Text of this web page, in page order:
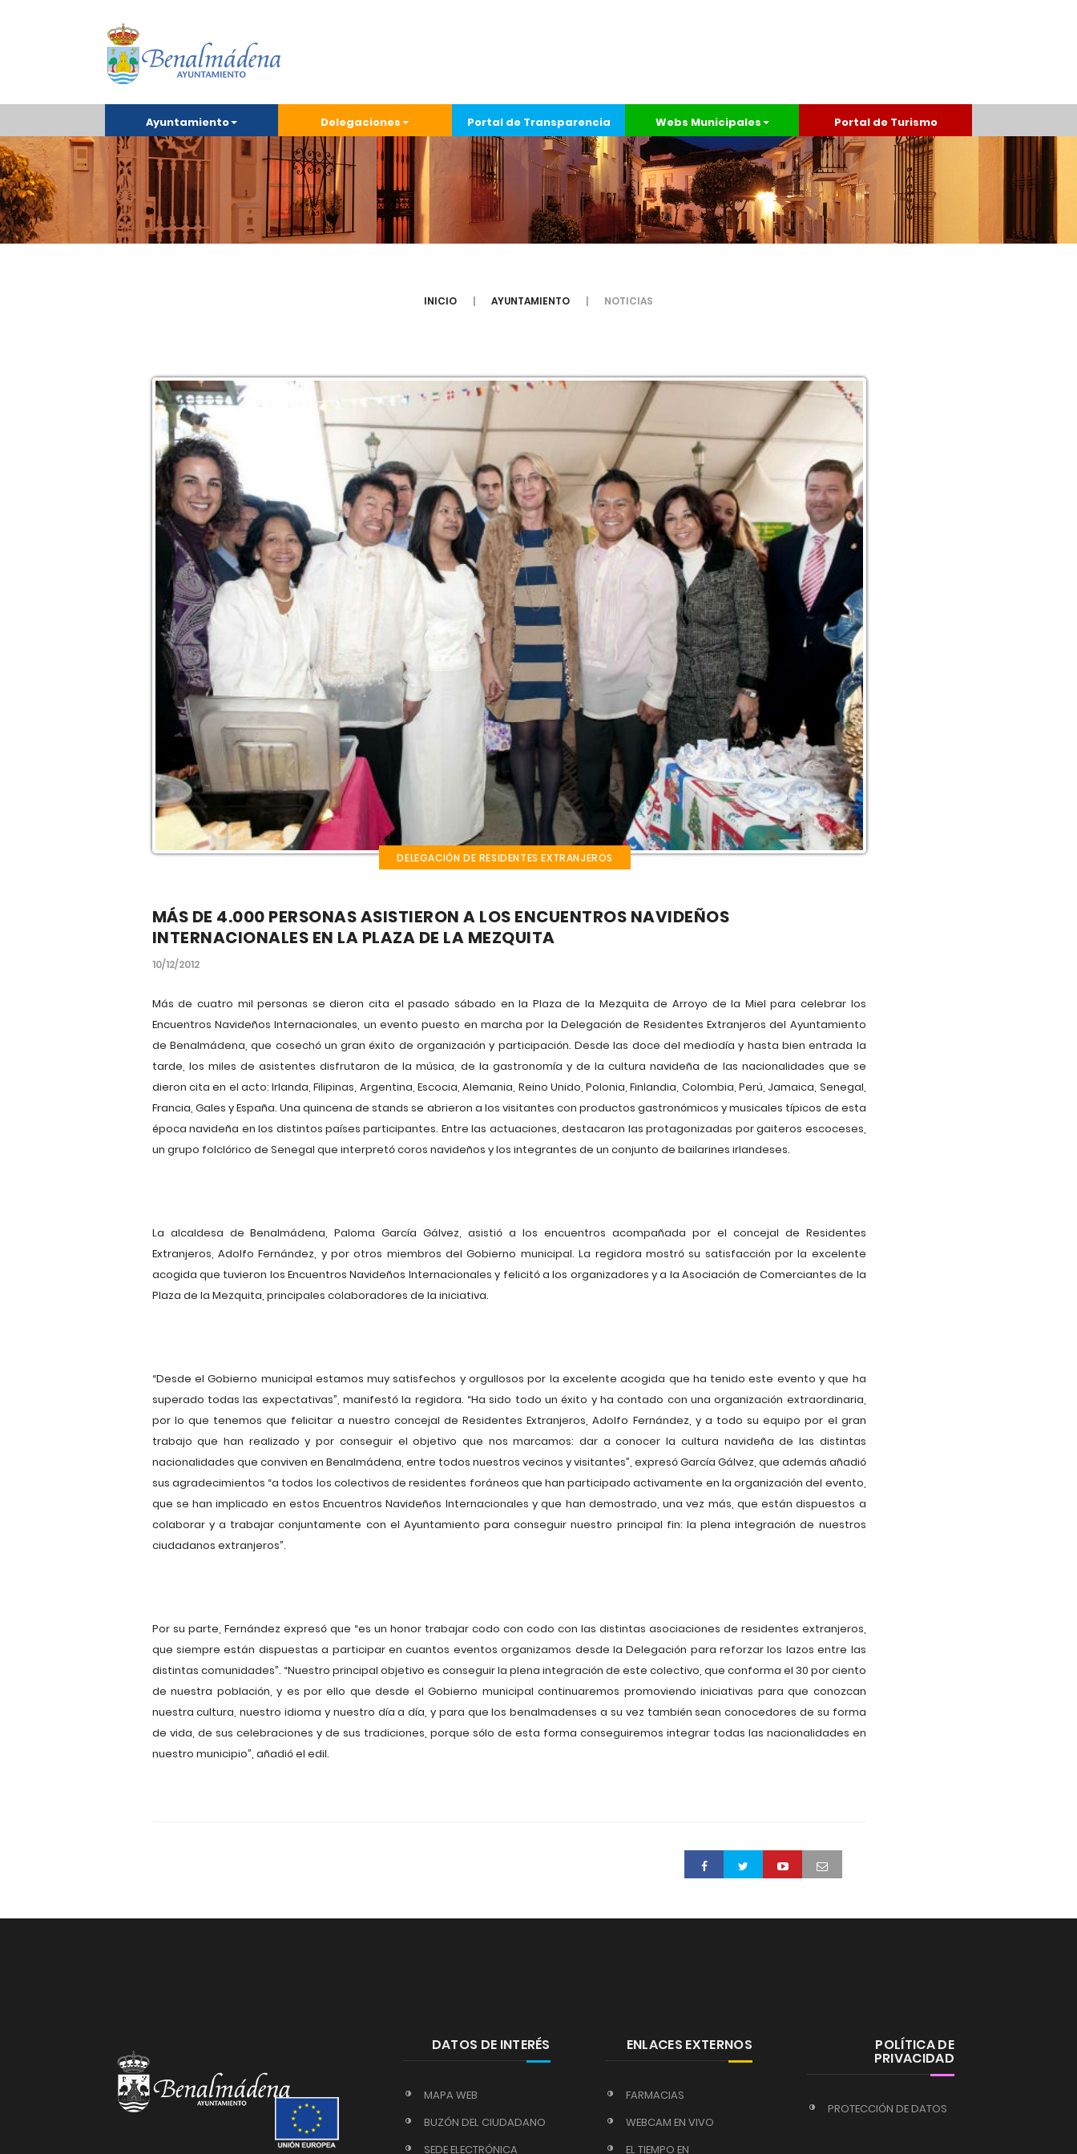
Ayuntamiento Delegaciones Portal de Transparencia Webs Municipales Portal de Turismo
INICIO AYUNTAMIENTO NOTICIAS
DELEGACIÓN DE RESIDENTES EXTRANJEROS
MÁS DE 4.000 PERSONAS ASISTIERON A LOS ENCUENTROS NAVIDEÑOS
INTERNACIONALES EN LA PLAZA DE LA MEZQUITA
10/12/2012
Más de cuatro mil personas se dieron cita el pasado sábado en la Plaza de la Mezquita de Arroyo de la Miel para celebrar los
Encuentros Navideños Internacionales, un evento puesto en marcha por la Delegación de Residentes Extranjeros del Ayuntamiento
de Benalmádena, que cosechó un gran éxito de organización y participación. Desde las doce del mediodía y hasta bien entrada la
tarde, los miles de asistentes disfrutaron de la música, de la gastronomía y de la cultura navideña de las nacionalidades que se
dieron cita en el acto: Irlanda, Filipinas, Argentina, Escocia, Alemania, Reino Unido, Polonia, Finlandia, Colombia, Perú, Jamaica, Senegal,
Francia, Gales y España. Una quincena de stands se abrieron a los visitantes con productos gastronómicos y musicales típicos de esta
época navideña en los distintos países participantes. Entre las actuaciones, destacaron las protagonizadas por gaiteros escoceses,
un grupo folclórico de Senegal que interpretó coros navideños y los integrantes de un conjunto de bailarines irlandeses.
La alcaldesa de Benalmádena, Paloma García Gálvez, asistió a los encuentros acompañada por el concejal de Residentes
Extranjeros, Adolfo Fernández, y por otros miembros del Gobierno municipal. La regidora mostró su satisfacción por la excelente
acogida que tuvieron los Encuentros Navideños Internacionales y felicitó a los organizadores y a la Asociación de Comerciantes de la
Plaza de la Mezquita, principales colaboradores de la iniciativa.
“Desde el Gobierno municipal estamos muy satisfechos y orgullosos por la excelente acogida que ha tenido este evento y que ha
superado todas las expectativas”, manifestó la regidora. “Ha sido todo un éxito y ha contado con una organización extraordinaria,
por lo que tenemos que felicitar a nuestro concejal de Residentes Extranjeros, Adolfo Fernández, y a todo su equipo por el gran
trabajo que han realizado y por conseguir el objetivo que nos marcamos: dar a conocer la cultura navideña de las distintas
nacionalidades que conviven en Benalmádena, entre todos nuestros vecinos y visitantes”, expresó García Gálvez, que además añadió
sus agradecimientos “a todos los colectivos de residentes foráneos que han participado activamente en la organización del evento,
que se han implicado en estos Encuentros Navideños Internacionales y que han demostrado, una vez más, que están dispuestos a
colaborar y a trabajar conjuntamente con el Ayuntamiento para conseguir nuestro principal fin: la plena integración de nuestros
ciudadanos extranjeros”.
Por su parte, Fernández expresó que “es un honor trabajar codo con codo con las distintas asociaciones de residentes extranjeros,
que siempre están dispuestas a participar en cuantos eventos organizamos desde la Delegación para reforzar los lazos entre las
distintas comunidades”. “Nuestro principal objetivo es conseguir la plena integración de este colectivo, que conforma el 30 por ciento
de nuestra población, y es por ello que desde el Gobierno municipal continuaremos promoviendo iniciativas para que conozcan
nuestra cultura, nuestro idioma y nuestro día a día, y para que los benalmadenses a su vez también sean conocedores de su forma
de vida, de sus celebraciones y de sus tradiciones, porque sólo de esta forma conseguiremos integrar todas las nacionalidades en
nuestro municipio”, añadió el edil.
DATOS DE INTERÉS
MAPA WEB
BUZÓN DEL CIUDADANO
SEDE ELECTRÓNICA
ENLACES EXTERNOS
FARMACIAS
WEBCAM EN VIVO
EL TIEMPO EN
POLÍTICA DE
PRIVACIDAD
PROTECCIÓN DE DATOS